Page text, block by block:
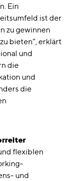
Ein
ist der
zu gewinnen
bieten“, erklärt
und
die
und
die
flexiblen
und